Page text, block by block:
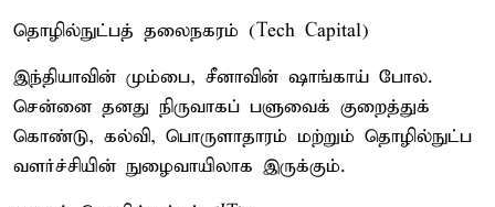
தொழில்நுட்பத் தலைநகரம் (Tech Capital)
இந்தியாவின் மும்பை, சீனாவின் ஷாங்காய் போல.
சென்னை தனது நிருவாகப் பளுவைக் குறைத்துக்
கொண்டு, கல்வி, பொருளாதாரம் மற்றும் தொழில்நுட்ப
வளர்ச்சியின் நுழைவாயிலாக இருக்கும்.